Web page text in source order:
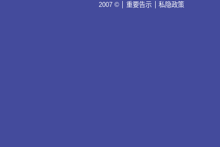
2007 © 重要告示 私隐政策